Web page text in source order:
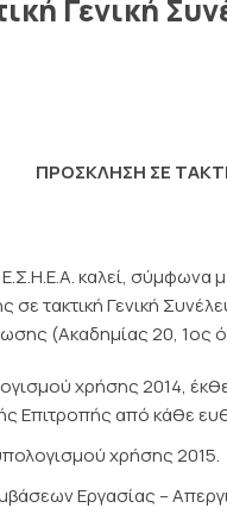
Γενική
ΠΡΟΣΚΛΗΣΗ ΣΕ
καλεί, σύμφωνα
τακτική Γενική
(Ακαδημίας 20, 1ος
χρήσης 2014,
Επιτροπής από κάθε
χρήσης 2015.
Εργασίας –